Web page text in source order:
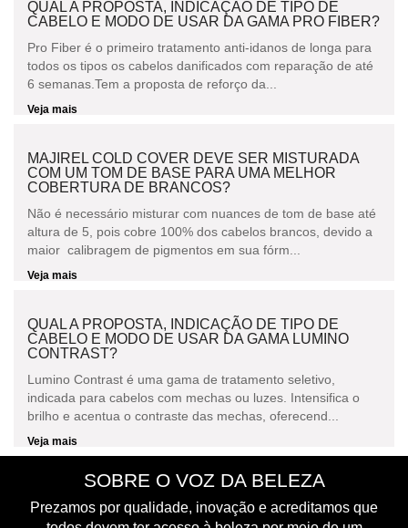
QUAL A PROPOSTA, INDICAÇÃO DE TIPO DE
CABELO E MODO DE USAR DA GAMA PRO FIBER?
Pro Fiber é o primeiro tratamento anti-idanos de longa para
todos os tipos os cabelos danificados com reparação de até
6 semanas.Tem a proposta de reforço da...
Veja mais
MAJIREL COLD COVER DEVE SER MISTURADA
COM UM TOM DE BASE PARA UMA MELHOR
COBERTURA DE BRANCOS?
Não é necessário misturar com nuances de tom de base até
altura de 5, pois cobre 100% dos cabelos brancos, devido a
maior calibragem de pigmentos em sua fórm...
Veja mais
QUAL A PROPOSTA, INDICAÇÃO DE TIPO DE
CABELO E MODO DE USAR DA GAMA LUMINO
CONTRAST?
Lumino Contrast é uma gama de tratamento seletivo,
indicada para cabelos com mechas ou luzes. Intensifica o
brilho e acentua o contraste das mechas, oferecend...
Veja mais
SOBRE O VOZ DA BELEZA
Prezamos por qualidade, inovação e acreditamos que